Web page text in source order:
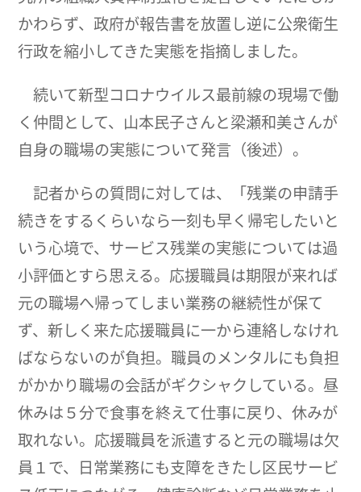
かわらず、政府が報告書を放置し逆に公衆衛生
行政を縮小してきた実態を指摘しました。
続いて新型コロナウイルス最前線の現場で働
く仲間として、山本民子さんと梁瀬和美さんが
自身の職場の実態について発言（後述）。
記者からの質問に対しては、「残業の申請手
続きをするくらいなら一刻も早く帰宅したいと
いう心境で、サービス残業の実態については過
小評価とすら思える。応援職員は期限が来れば
元の職場へ帰ってしまい業務の継続性が保て
ず、新しく来た応援職員に一から連絡しなけれ
ばならないのが負担。職員のメンタルにも負担
がかかり職場の会話がギクシャクしている。昼
休みは５分で食事を終えて仕事に戻り、休みが
取れない。応援職員を派遣すると元の職場は欠
員１で、日常業務にも支障をきたし区民サービ